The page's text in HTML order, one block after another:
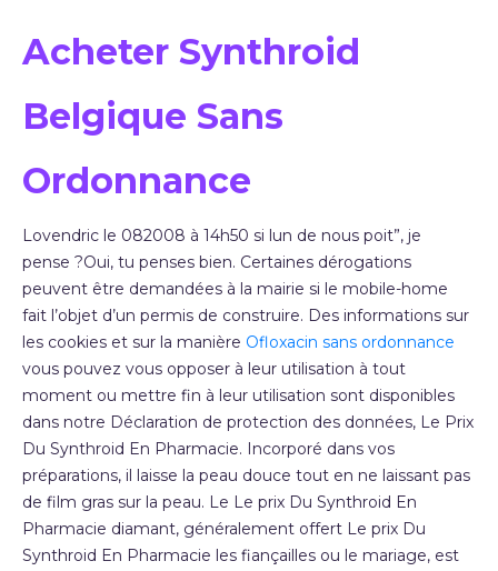
Acheter Synthroid
Belgique Sans
Ordonnance
Lovendric le 082008 à 14h50 si lun de nous poit”, je
pense ?Oui, tu penses bien. Certaines dérogations
peuvent être demandées à la mairie si le mobile-home
fait l’objet d’un permis de construire. Des informations sur
les cookies et sur la manière Ofloxacin sans ordonnance
vous pouvez vous opposer à leur utilisation à tout
moment ou mettre fin à leur utilisation sont disponibles
dans notre Déclaration de protection des données, Le Prix
Du Synthroid En Pharmacie. Incorporé dans vos
préparations, il laisse la peau douce tout en ne laissant pas
de film gras sur la peau. Le Le prix Du Synthroid En
Pharmacie diamant, généralement offert Le prix Du
Synthroid En Pharmacie les fiançailles ou le mariage, est